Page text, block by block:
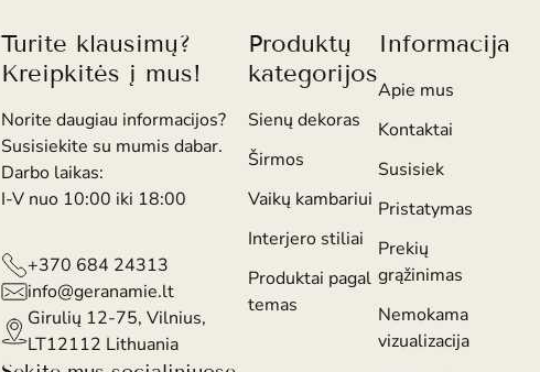
Turite klausimų?
Kreipkitės į mus!
Norite daugiau informacijos?
Susisiekite su mumis dabar.
Darbo laikas:
I-V nuo 10:00 iki 18:00
+370 684 24313
info@geranamie.lt
Girulių 12-75, Vilnius,
LT12112 Lithuania
Produktų
kategorijos
Sienų dekoras
Širmos
Vaikų kambariui
Interjero stiliai
Produktai pagal
temas
Informacija
Apie mus
Kontaktai
Susisiek
Pristatymas
Prekių
grąžinimas
Nemokama
vizualizacija